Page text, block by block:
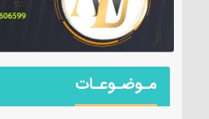
مـوضـوعـات